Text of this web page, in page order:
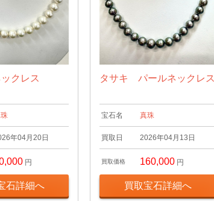
クレス
年04月20日
円
石詳細へ
タサキ パールネックレス
宝石名 真珠
買取日 2026年04月13日
買取価格 160,000 円
買取宝石詳細へ